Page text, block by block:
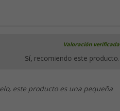
Valoración verificada
Sí, recomiendo este producto.
este producto es una pequeña